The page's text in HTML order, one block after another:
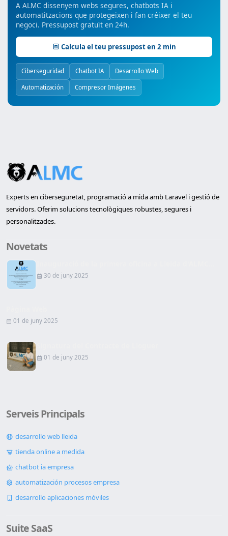
A ALMC dissenyem webs segures, chatbots IA i
automatitzacions que protegeixen i fan créixer el teu
negoci. Pressupost gratuït en 24h.
Calcula el teu pressupost en 2 min
Ciberseguridad Chatbot IA Desarrollo Web
Automatización Compresor Imágenes
Experts en ciberseguretat, programació a mida amb Laravel i gestió de
servidors. Oferim solucions tecnològiques robustes, segures i
personalitzades.
Novetats
30 de juny 2025
01 de juny 2025
01 de juny 2025
Serveis Principals
desarrollo web lleida
tienda online a medida
chatbot ia empresa
automatización procesos empresa
desarrollo aplicaciones móviles
Suite SaaS